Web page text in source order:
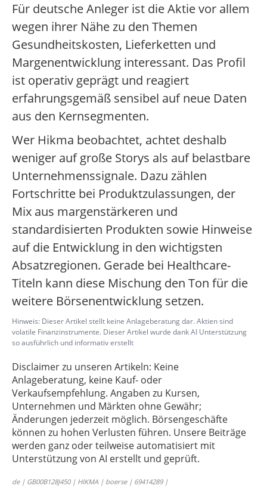
Für deutsche Anleger ist die Aktie vor allem
wegen ihrer Nähe zu den Themen
Gesundheitskosten, Lieferketten und
Margenentwicklung interessant. Das Profil
ist operativ geprägt und reagiert
erfahrungsgemäß sensibel auf neue Daten
aus den Kernsegmenten.
Wer Hikma beobachtet, achtet deshalb
weniger auf große Storys als auf belastbare
Unternehmenssignale. Dazu zählen
Fortschritte bei Produktzulassungen, der
Mix aus margenstärkeren und
standardisierten Produkten sowie Hinweise
auf die Entwicklung in den wichtigsten
Absatzregionen. Gerade bei Healthcare-
Titeln kann diese Mischung den Ton für die
weitere Börsenentwicklung setzen.
Hinweis: Dieser Artikel stellt keine Anlageberatung dar. Aktien sind
volatile Finanzinstrumente. Dieser Artikel wurde dank AI Unterstützung
so ausführlich und informativ erstellt
Disclaimer zu unseren Artikeln: Keine
Anlageberatung, keine Kauf- oder
Verkaufsempfehlung. Angaben zu Kursen,
Unternehmen und Märkten ohne Gewähr;
Änderungen jederzeit möglich. Börsengeschäfte
können zu hohen Verlusten führen. Unsere Beiträge
werden ganz oder teilweise automatisiert mit
Unterstützung von AI erstellt und geprüft.
de | GB00B128J450 | HIKMA | boerse | 69414289 |